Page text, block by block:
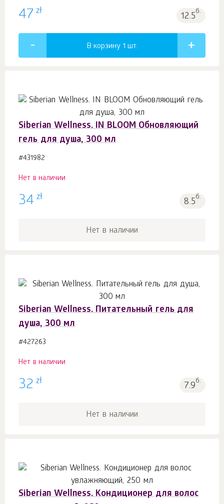
47 zł 12.5б.
В корзину 1 шт.
Siberian Wellness. IN BLOOM Обновляющий
гель для душа, 300 мл
#431982
Нет в наличии
34 zł 8.5б.
Нет в наличии
Siberian Wellness. Питательный гель для
душа, 300 мл
#427263
Нет в наличии
32 zł 7.9б.
Нет в наличии
Siberian Wellness. Кондиционер для волос